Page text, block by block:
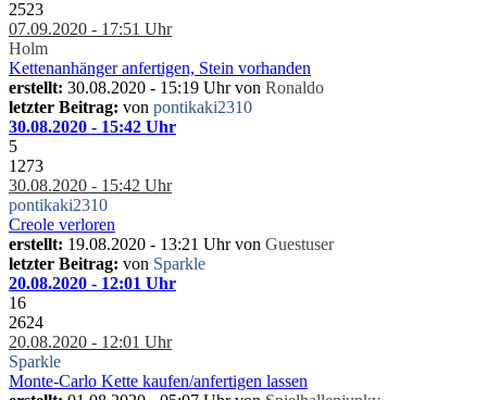
2523
07.09.2020 - 17:51 Uhr
Holm
Kettenanhänger anfertigen, Stein vorhanden
erstellt: 30.08.2020 - 15:19 Uhr von Ronaldo
letzter Beitrag: von pontikaki2310
30.08.2020 - 15:42 Uhr
5
1273
30.08.2020 - 15:42 Uhr
pontikaki2310
Creole verloren
erstellt: 19.08.2020 - 13:21 Uhr von Guestuser
letzter Beitrag: von Sparkle
20.08.2020 - 12:01 Uhr
16
2624
20.08.2020 - 12:01 Uhr
Sparkle
Monte-Carlo Kette kaufen/anfertigen lassen